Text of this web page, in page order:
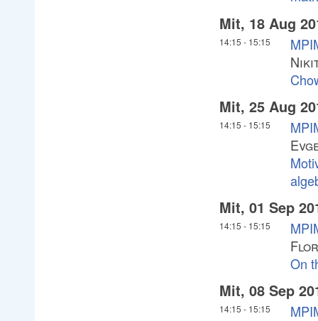
Mit, 18 Aug
14:15 - 15:15
Mit, 25 Aug
14:15 - 15:15
Mit, 01 Sep
14:15 - 15:15
On
Mit, 08 Sep
14:15 - 15:15